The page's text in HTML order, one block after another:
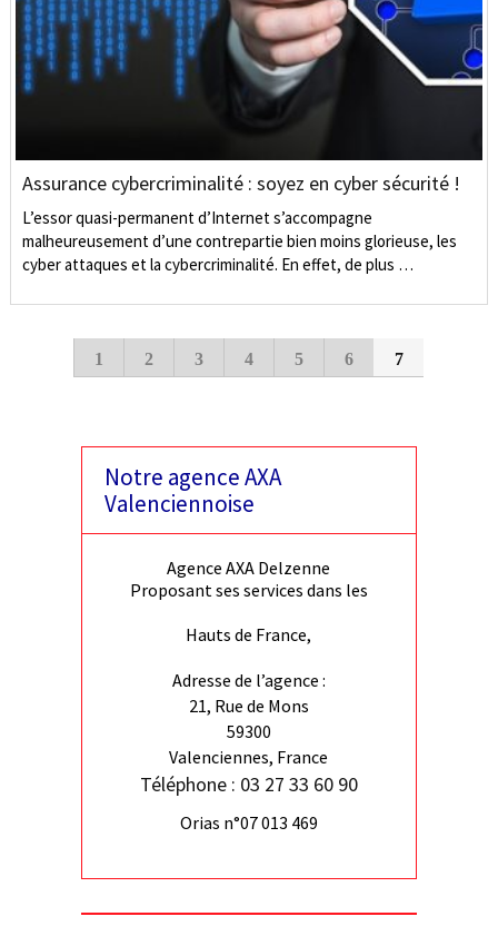
Assurance cybercriminalité : soyez en cyber sécurité !
L’essor quasi-permanent d’Internet s’accompagne
malheureusement d’une contrepartie bien moins glorieuse, les
cyber attaques et la cybercriminalité. En effet, de plus …
1 2 3 4 5 6 7
Notre agence AXA
Valenciennoise
Agence AXA Delzenne
Proposant ses services dans les
Hauts de France,
Adresse de l’agence :
21, Rue de Mons
59300
Valenciennes, France
Téléphone : 03 27 33 60 90
Orias n°07 013 469